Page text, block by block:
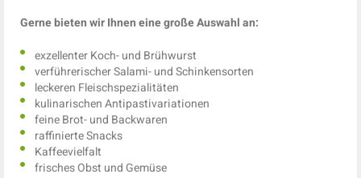
Gerne bieten wir Ihnen eine große Auswahl an:
exzellenter Koch- und Brühwurst
verführerischer Salami- und Schinkensorten
leckeren Fleischspezialitäten
kulinarischen Antipastivariationen
feine Brot- und Backwaren
raffinierte Snacks
Kaffeevielfalt
frisches Obst und Gemüse